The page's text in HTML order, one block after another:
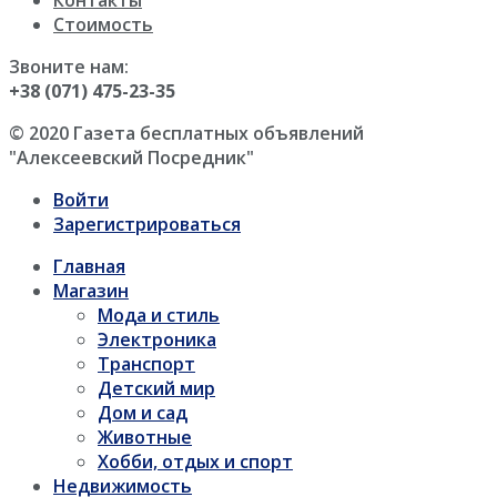
Стоимость
Звоните нам:
+38 (071) 475-23-35
© 2020 Газета бесплатных объявлений
"Алексеевский Посредник"
Войти
Зарегистрироваться
Главная
Магазин
Мода и стиль
Электроника
Транспорт
Детский мир
Дом и сад
Животные
Хобби, отдых и спорт
Недвижимость